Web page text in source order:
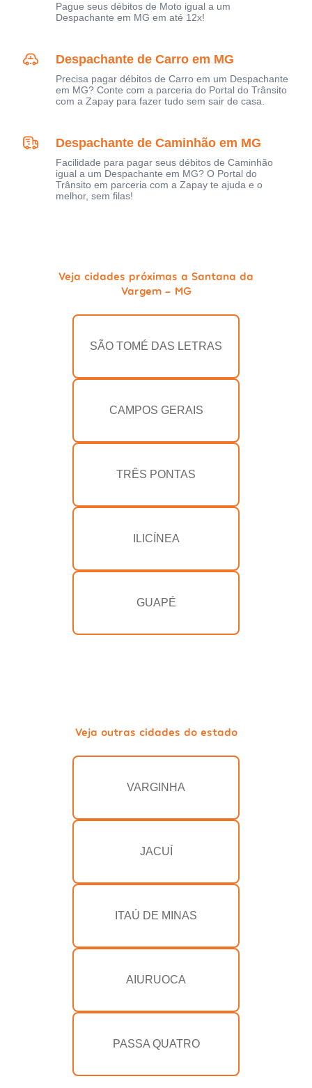
Pague seus débitos de Moto igual a um
Despachante em MG em até 12x!
Despachante de Carro em MG
Precisa pagar débitos de Carro em um Despachante
em MG? Conte com a parceria do Portal do Trânsito
com a Zapay para fazer tudo sem sair de casa.
Despachante de Caminhão em MG
Facilidade para pagar seus débitos de Caminhão
igual a um Despachante em MG? O Portal do
Trânsito em parceria com a Zapay te ajuda e o
melhor, sem filas!
Veja cidades próximas a Santana da
Vargem - MG
SÃO TOMÉ DAS LETRAS
CAMPOS GERAIS
TRÊS PONTAS
ILICÍNEA
GUAPÉ
Veja outras cidades do estado
VARGINHA
JACUÍ
ITAÚ DE MINAS
AIURUOCA
PASSA QUATRO